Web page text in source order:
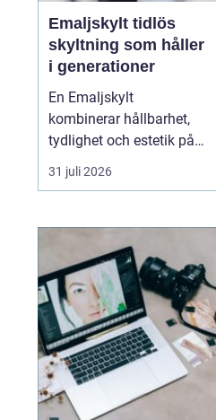
Emaljskylt tidlös
skyltning som håller
i generationer
En Emaljskylt
kombinerar hållbarhet,
tydlighet och estetik på
ett sätt som få andra
skyltmaterial gör. Den
av glasemalj och bränns
i hög temperatur.
Resultatet blir en skylt
som tål väder, vind och
tidens tand, och som
samtid...
31 juli 2026